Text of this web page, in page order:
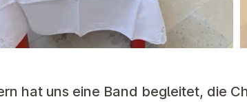
hat uns eine Band begleitet, die